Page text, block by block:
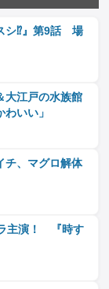
シ⁉』第9話 場
大江戸の水族館
いい」
チ、マグロ解体
主演！ 『時す